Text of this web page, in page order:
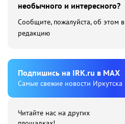
необычного и интересного?
Сообщите, пожалуйста, об этом в
редакцию
Подпишиcь на IRK.ru в MAX
Cамые свежие новости Иркутска
Читайте нас на других